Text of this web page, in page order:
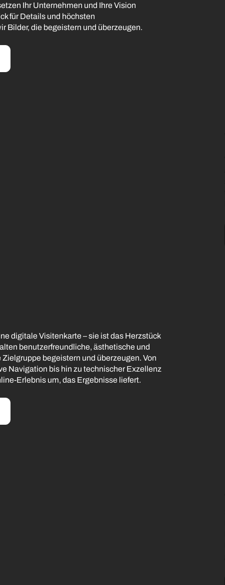
Ihr Unternehmen und Ihre Vision
für Details und höchsten
Bilder, die begeistern und überzeugen.
digitale Visitenkarte – sie ist das Herzstück
benutzerfreundliche, ästhetische und
begeistern und überzeugen. Von
Navigation bis hin zu technischer Exzellenz
Erlebnis um, das Ergebnisse liefert.